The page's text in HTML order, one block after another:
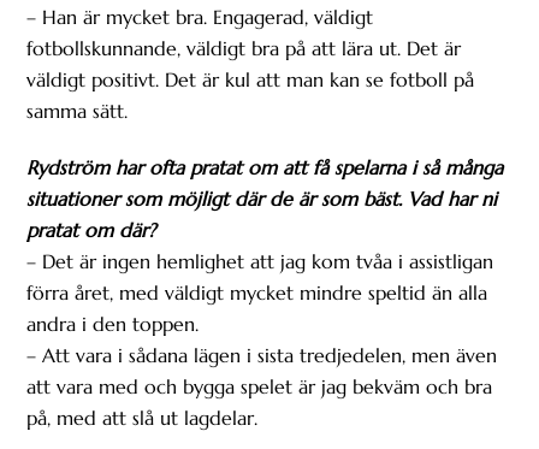
– Han är mycket bra. Engagerad, väldigt
fotbollskunnande, väldigt bra på att lära ut. Det är
väldigt positivt. Det är kul att man kan se fotboll på
samma sätt.
Rydström har ofta pratat om att få spelarna i så många
situationer som möjligt där de är som bäst. Vad har ni
pratat om där?
– Det är ingen hemlighet att jag kom tvåa i assistligan
förra året, med väldigt mycket mindre speltid än alla
andra i den toppen.
– Att vara i sådana lägen i sista tredjedelen, men även
att vara med och bygga spelet är jag bekväm och bra
på, med att slå ut lagdelar.